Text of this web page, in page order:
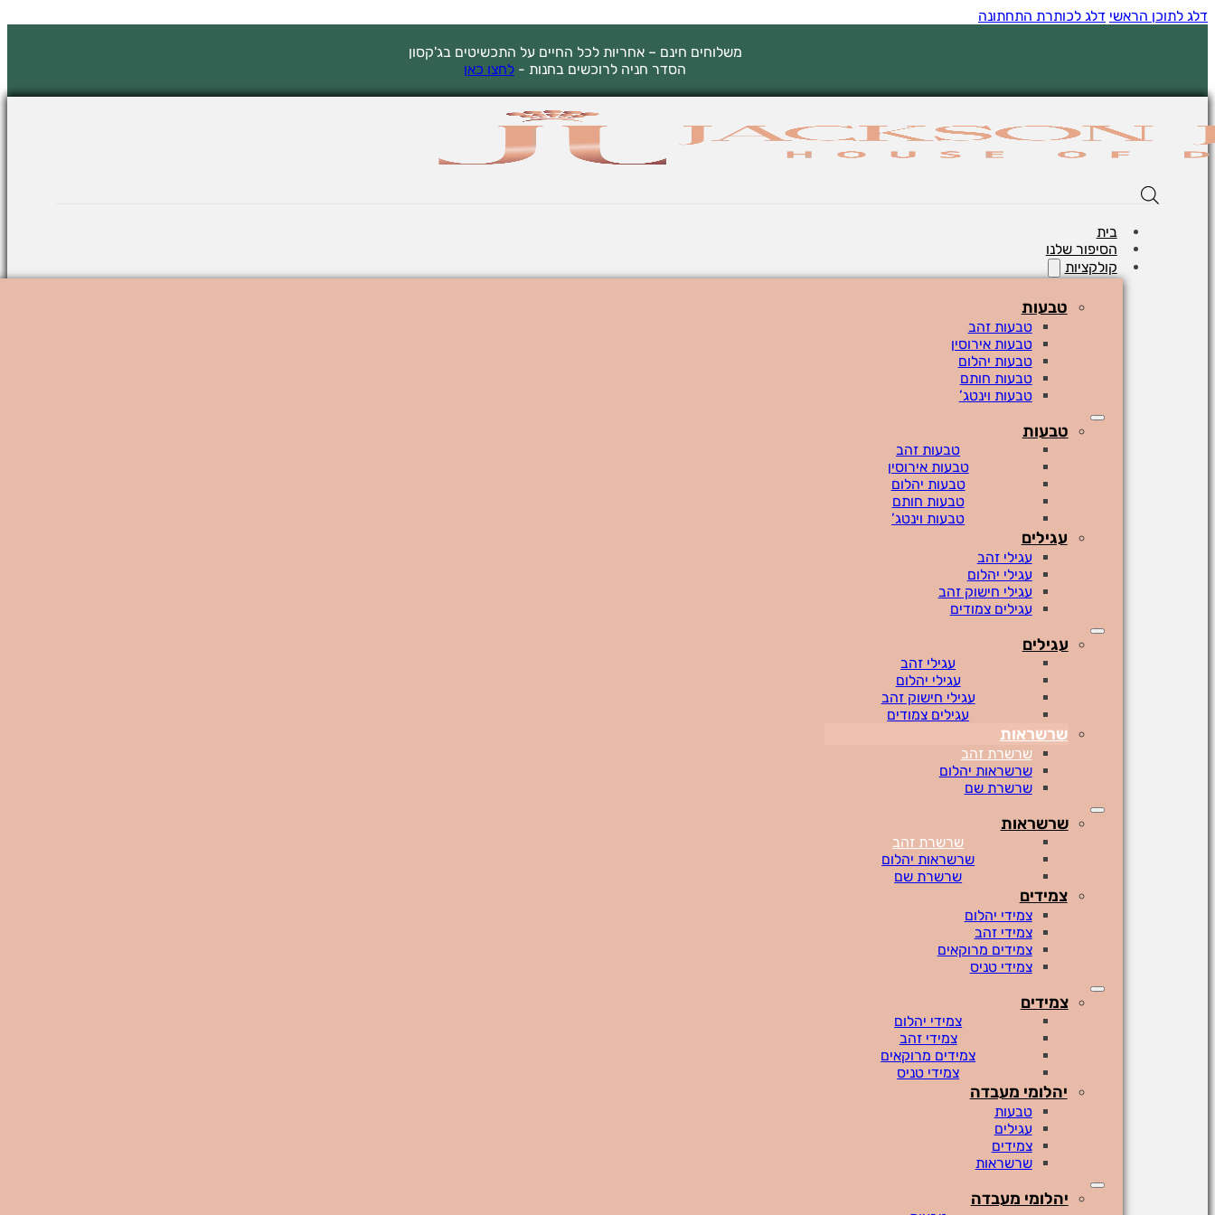
דלג לתוכן הראשי דלג לכותרת התחתונה
משלוחים חינם – אחריות לכל החיים על התכשיטים בג'קסון
הסדר חניה לרוכשים בחנות - לחצו כאן
בית
הסיפור שלנו
קולקציות
טבעות
טבעות זהב
טבעות אירוסין
טבעות יהלום
טבעות חותם
טבעות וינטג’
טבעות
טבעות זהב
טבעות אירוסין
טבעות יהלום
טבעות חותם
טבעות וינטג’
עגילים
עגילי זהב
עגילי יהלום
עגילי חישוק זהב
עגילים צמודים
עגילים
עגילי זהב
עגילי יהלום
עגילי חישוק זהב
עגילים צמודים
שרשראות
שרשרת זהב
שרשראות יהלום
שרשרת שם
שרשראות
שרשרת זהב
שרשראות יהלום
שרשרת שם
צמידים
צמידי יהלום
צמידי זהב
צמידים מרוקאים
צמידי טניס
צמידים
צמידי יהלום
צמידי זהב
צמידים מרוקאים
צמידי טניס
יהלומי מעבדה
טבעות
עגילים
צמידים
שרשראות
יהלומי מעבדה